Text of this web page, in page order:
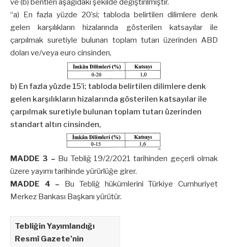
ve (b) bentleri aşağıdaki şekilde değiştirilmiştir.
“a) En fazla yüzde 20’si; tabloda belirtilen dilimlere denk
gelen karşılıkların hizalarında gösterilen katsayılar ile
çarpılmak suretiyle bulunan toplam tutarı üzerinden ABD
doları ve/veya euro cinsinden,
b) En fazla yüzde 15’i; tabloda belirtilen dilimlere denk
gelen karşılıkların hizalarında gösterilen katsayılar ile
çarpılmak suretiyle bulunan toplam tutarı üzerinden
standart altın cinsinden,
MADDE 3 – Bu Tebliğ 19/2/2021 tarihinden geçerli olmak
üzere yayımı tarihinde yürürlüğe girer.
MADDE 4 – Bu Tebliğ hükümlerini Türkiye Cumhuriyet
Merkez Bankası Başkanı yürütür.
Tebliğin Yayımlandığı
Resmî Gazete’nin